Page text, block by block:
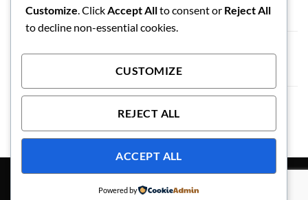
Exploding Kittens El Juego de Tablero
JUEGO DE ROL ACCESORIOS JUEGOS DE MESA
OFERTAS
Customize. ClickAccept Allto consent or Reject All
to decline non-essential cookies.
CUSTOMIZE
REJECT ALL
ACCEPT ALL
Powered by